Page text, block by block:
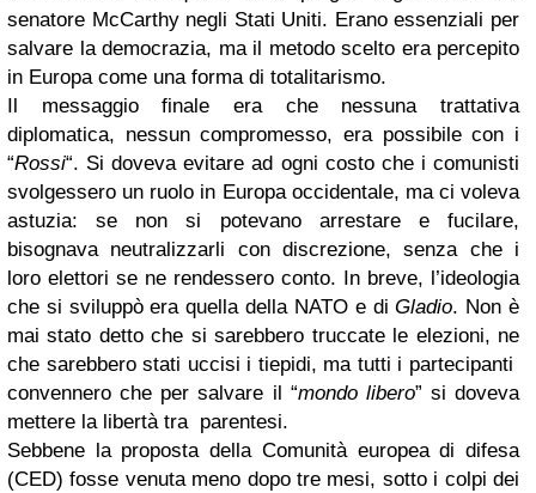
senatore McCarthy negli Stati Uniti. Erano essenziali per
salvare la democrazia, ma il metodo scelto era percepito
in Europa come una forma di totalitarismo.
Il messaggio finale era che nessuna trattativa
diplomatica, nessun compromesso, era possibile con i
“Rossi“. Si doveva evitare ad ogni costo che i comunisti
svolgessero un ruolo in Europa occidentale, ma ci voleva
astuzia: se non si potevano arrestare e fucilare,
bisognava neutralizzarli con discrezione, senza che i
loro elettori se ne rendessero conto. In breve, l’ideologia
che si sviluppò era quella della NATO e diGladio. Non è
mai stato detto che si sarebbero truccate le elezioni, ne
che sarebbero stati uccisi i tiepidi, ma tutti i partecipanti
convennero che per salvare il “mondo libero” si doveva
mettere la libertà tra parentesi.
Sebbene la proposta della Comunità europea di difesa
(CED) fosse venuta meno dopo tre mesi, sotto i colpi dei